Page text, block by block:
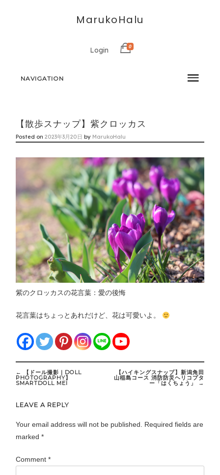
MarukoHalu
Login 0
NAVIGATION
【散歩スナップ】紫クロッカス
Posted on2023年3月20日 by MarukoHalu
紫のクロッカスの花言葉：愛の後悔
花言葉はちょっとあれだけど、花は可愛いよ。
Post
navigation
← 【ドール撮影 | DOLL
PHOTOGRAPHY】
SMARTDOLL MEI
【ハイキングスナップ】新潟角田
山稲島コース 消防防災ヘリコプタ
ー「はくちょう」 →
LEAVE A REPLY
Your email address will not be published.
Required fields are
marked*
Comment*